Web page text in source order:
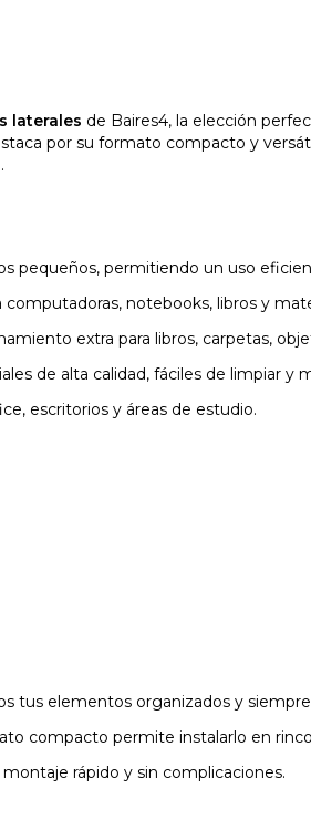
laterales de Baires4, la elección
por su formato compacto y
pequeños, permitiendo un uso
computadoras, notebooks, libros y
extra para libros, carpetas,
de alta calidad, fáciles de limpiar y
escritorios y áreas de estudio.
tus elementos organizados y siempre
compacto permite instalarlo en
rápido y sin complicaciones.